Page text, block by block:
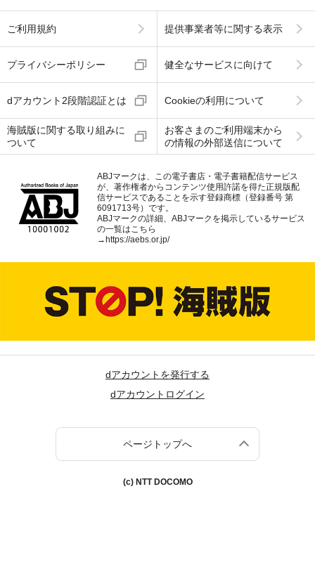
ご利用規約 提供事業者等に関する表示
プライバシーポリシー 健全なサービスに向けて
dアカウント2段階認証とは Cookieの利用について
海賊版に関する取り組みに
ついて
お客さまのご利用端末から
の情報の外部送信について
ABJマークは、この電子書店・電子書籍配信サービス
が、著作権者からコンテンツ使用許諾を得た正規版配
信サービスであることを示す登録商標（登録番号 第
6091713号）です。
ABJマークの詳細、ABJマークを掲示しているサービス
の一覧はこちら
→https://aebs.or.jp/
dアカウントを発行する
dアカウントログイン
ページトップへ
(c) NTT DOCOMO